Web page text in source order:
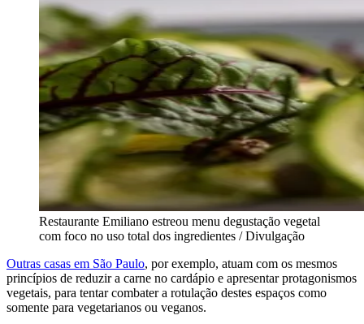
Restaurante Emiliano estreou menu degustação vegetal
com foco no uso total dos ingredientes / Divulgação
Outras casas em São Paulo, por exemplo, atuam com os mesmos
princípios de reduzir a carne no cardápio e apresentar protagonismos
vegetais, para tentar combater a rotulação destes espaços como
somente para vegetarianos ou veganos.